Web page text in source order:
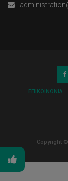
ΕΠΙΚΟΙΝΩΝΊΑ
Copyright